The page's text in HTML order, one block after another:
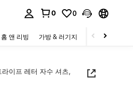
0 0
홈 앤 리빙 가방 & 러기지 스포츠 & 아웃
이프 레터 자수 셔츠,